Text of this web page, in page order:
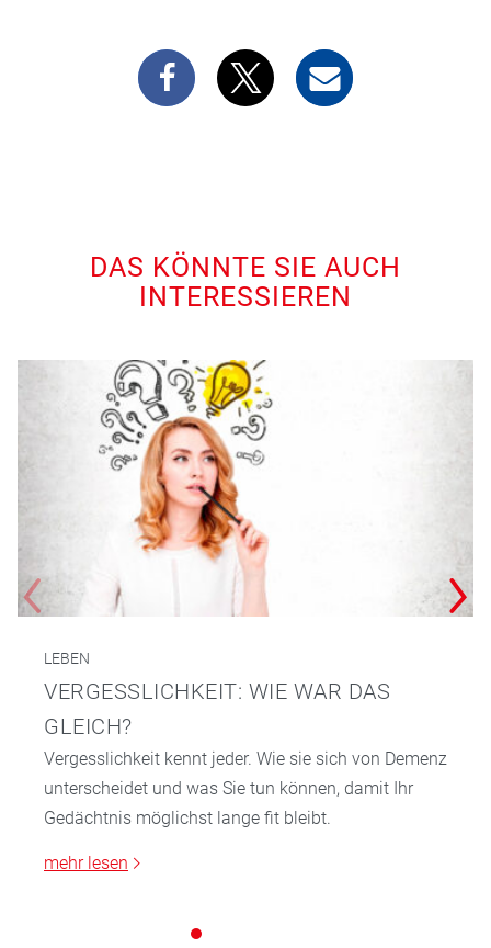
DAS KÖNNTE SIE AUCH
INTERESSIEREN
LEBEN
VERGESSLICHKEIT: WIE WAR DAS
GLEICH?
Vergesslichkeit kennt jeder. Wie sie sich von Demenz
unterscheidet und was Sie tun können, damit Ihr
Gedächtnis möglichst lange fit bleibt.
mehr lesen